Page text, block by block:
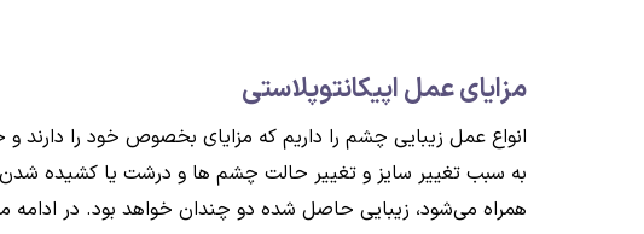
مزایای عمل اپیکانتوپلاستی
انواع عمل زیبایی چشم را داریم که مزایای بخصوص خود را دارند
به سبب تغییر سایز و تغییر حالت چشم ها و درشت یا کشیده شدن
همراه می‌شود، زیبایی حاصل شده دو چندان خواهد بود. در ادامه